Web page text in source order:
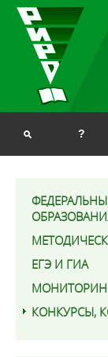
?
ЕГЭ И ГИА
КОНКУРСЫ,